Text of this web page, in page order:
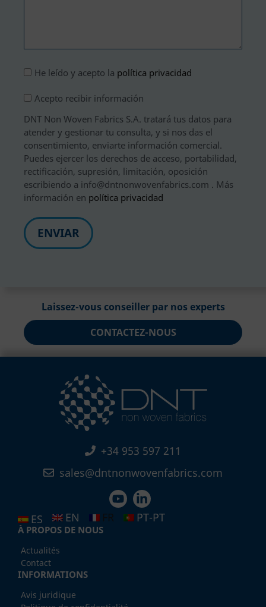
Aviso
*
He leído y acepto la política privacidad
Suscripción
Acepto recibir información
DNT Non Woven Fabrics S.A. tratará tus datos para
atender y gestionar tu consulta, y si nos das el
consentimiento, enviarte información comercial.
Puedes ejercer los derechos de acceso, portabilidad,
rectificación, supresión, limitación, oposición
escribiendo a info@dntnonwovenfabrics.com . Más
información en política privacidad
Laissez-vous conseiller par nos experts
CONTACTEZ-NOUS
+34 953 597 211
sales@dntnonwovenfabrics.com
ES EN FR PT-PT
À PROPOS DE NOUS
Actualités
Contact
INFORMATIONS
Avis juridique